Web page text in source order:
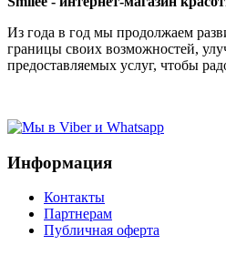
Из года в год мы продолжаем
границы своих возможностей,
предоставляемых услуг, чтобы
Информация
Контакты
Партнерам
Публичная оферта